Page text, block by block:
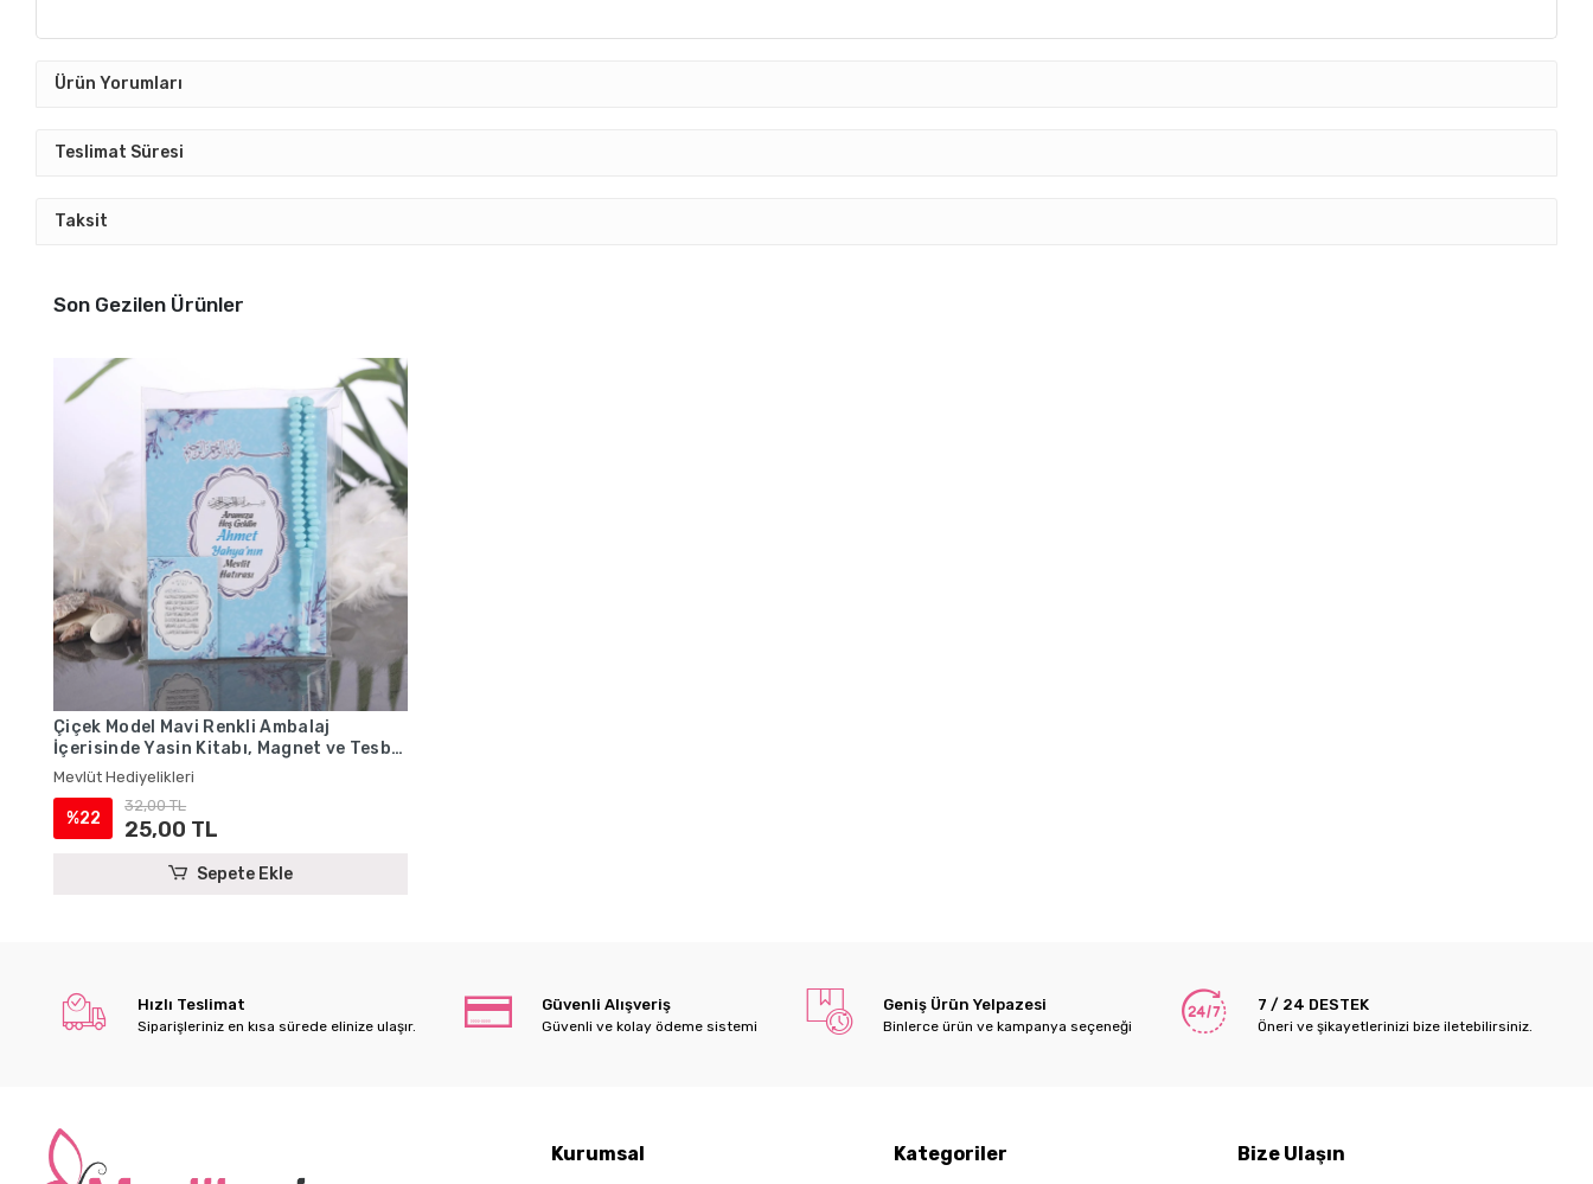
Ürün Yorumları
Teslimat Süresi
Taksit
Son Gezilen Ürünler
Çiçek Model Mavi Renkli Ambalaj
İçerisinde Yasin Kitabı, Magnet ve Tesbih
- Mevlüt Hediyelikleri
Mevlüt Hediyelikleri
%22
32,00 TL
25,00 TL
Sepete Ekle
Hızlı Teslimat
Siparişleriniz en kısa sürede elinize ulaşır.
Güvenli Alışveriş
Güvenli ve kolay ödeme sistemi
Geniş Ürün Yelpazesi
Binlerce ürün ve kampanya seçeneği
7 / 24 DESTEK
Öneri ve şikayetlerinizi bize iletebilirsiniz.
Kurumsal Kategoriler Bize Ulaşın